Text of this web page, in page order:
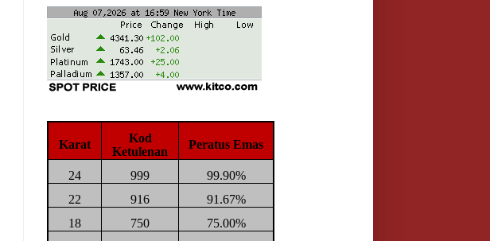
Karat
Kod
Ketulenan
Peratus Emas
24 999
99.90%
22
916
91.67%
18
750
75.00%